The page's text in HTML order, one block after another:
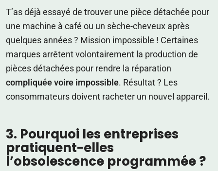
T’as déjà essayé de trouver une pièce détachée pour
une machine à café ou un sèche-cheveux après
quelques années ? Mission impossible ! Certaines
marques arrêtent volontairement la production de
pièces détachées pour rendre la réparation
compliquée voire impossible. Résultat ? Les
consommateurs doivent racheter un nouvel appareil.
3. Pourquoi les entreprises
pratiquent-elles
l’obsolescence programmée ?